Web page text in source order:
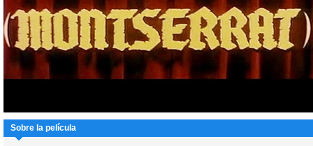
Sobre la película